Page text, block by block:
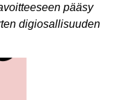
pääsy
digiosallisuuden